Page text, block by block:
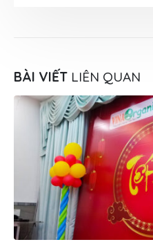
BÀI VIẾT LIÊN QUAN